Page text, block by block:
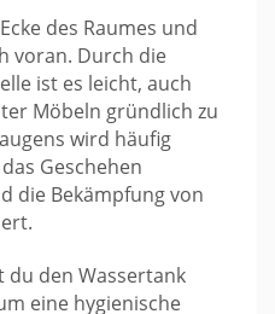
des Raumes und
voran. Durch die
ist es leicht, auch
Möbeln gründlich zu
wird häufig
Geschehen
die Bekämpfung von
du den Wassertank
eine hygienische